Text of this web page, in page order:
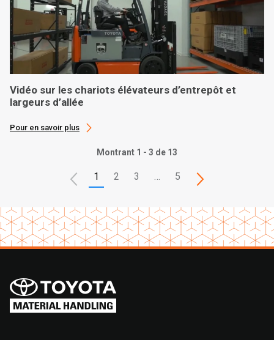
Vidéo sur les chariots élévateurs d’entrepôt et
largeurs d’allée
Pour en savoir plus
Montrant 1 - 3 de 13
1 2 3 … 5